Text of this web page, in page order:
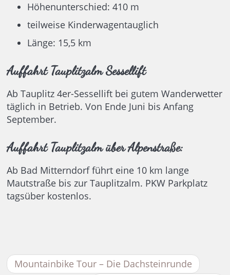
Höhenunterschied: 410 m
teilweise Kinderwagentauglich
Länge: 15,5 km
Auffahrt Tauplitzalm Sessellift
Ab Tauplitz 4er-Sessellift bei gutem Wanderwetter
täglich in Betrieb. Von Ende Juni bis Anfang
September.
Auffahrt Tauplitzalm über Alpenstraße:
Ab Bad Mitterndorf führt eine 10 km lange
Mautstraße bis zur Tauplitzalm. PKW Parkplatz
tagsüber kostenlos.
Mountainbike Tour – Die Dachsteinrunde